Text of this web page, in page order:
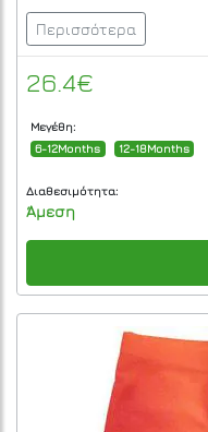
Περισσότερα
26.4€
Μεγέθη:
6-12Months
12-18Months
Διαθεσιμότητα:
Άμεση